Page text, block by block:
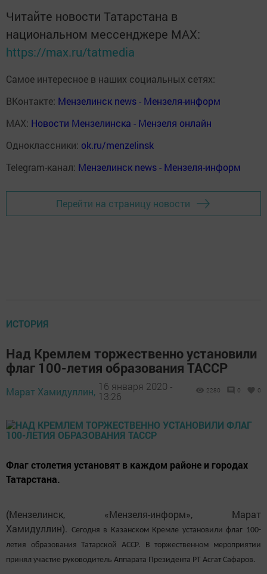
Читайте новости Татарстана в
национальном мессенджере MАХ:
https://max.ru/tatmedia
Самое интересное в наших социальных сетях:
ВКонтакте: Мензелинск news - Мензеля-информ
MAX: Новости Мензелинска - Мензеля онлайн
Одноклассники: ok.ru/menzelinsk
Telegram-канал: Мензелинск news - Мензеля-информ
Перейти на страницу новости
ИСТОРИЯ
Над Кремлем торжественно установили
флаг 100-летия образования ТАССР
Марат Хамидуллин, 16 января 2020 -
13:26
2280 0 0
Флаг столетия установят в каждом районе и городах
Татарстана.
(Мензелинск, «Мензеля-информ», Марат
Хамидуллин). Сегодня в Казанском Кремле установили флаг 100-
летия образования Татарской АССР. В торжественном мероприятии
принял участие руководитель Аппарата Президента РТ Асгат Сафаров.